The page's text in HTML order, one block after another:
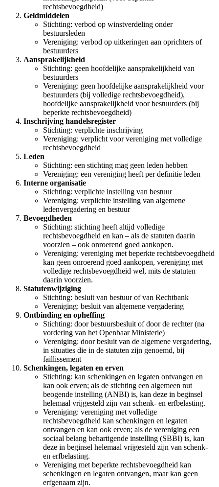
rechtsbevoegdheid)
Geldmiddelen
Stichting: verbod op winstverdeling onder
bestuursleden
Vereniging: verbod op uitkeringen aan oprichters of
bestuurders
Aansprakelijkheid
Stichting: geen hoofdelijke aansprakelijkheid van
bestuurders
Vereniging: geen hoofdelijke aansprakelijkheid voor
bestuurders (bij volledige rechtsbevoegdheid),
hoofdelijke aansprakelijkheid voor bestuurders (bij
beperkte rechtsbevoegdheid)
Inschrijving handelsregister
Stichting: verplichte inschrijving
Vereniging: verplicht voor vereniging met volledige
rechtsbevoegdheid
Leden
Stichting: een stichting mag geen leden hebben
Vereniging: een vereniging heeft per definitie leden
Interne organisatie
Stichting: verplichte instelling van bestuur
Vereniging: verplichte instelling van algemene
ledenvergadering en bestuur
Bevoegdheden
Stichting: stichting heeft altijd volledige
rechtsbevoegdheid en kan – als de statuten daarin
voorzien – ook onroerend goed aankopen.
Vereniging: vereniging met beperkte rechtsbevoegdheid
kan geen onroerend goed aankopen, vereniging met
volledige rechtsbevoegdheid wel, mits de statuten
daarin voorzien.
Statutenwijziging
Stichting: besluit van bestuur of van Rechtbank
Vereniging: besluit van algemene vergadering
Ontbinding en opheffing
Stichting: door bestuursbesluit of door de rechter (na
vordering van het Openbaar Ministerie)
Vereniging: door besluit van de algemene vergadering,
in situaties die in de statuten zijn genoemd, bij
faillissement
Schenkingen, legaten en erven
Stichting: kan schenkingen en legaten ontvangen en
kan ook erven; als de stichting een algemeen nut
beogende instelling (ANBI) is, kan deze in beginsel
helemaal vrijgesteld zijn van schenk- en erfbelasting.
Vereniging: vereniging met volledige
rechtsbevoegdheid kan schenkingen en legaten
ontvangen en kan ook erven; als de vereniging een
sociaal belang behartigende instelling (SBBI) is, kan
deze in beginsel helemaal vrijgesteld zijn van schenk-
en erfbelasting.
Vereniging met beperkte rechtsbevoegdheid kan
schenkingen en legaten ontvangen, maar kan geen
erfgenaam zijn.